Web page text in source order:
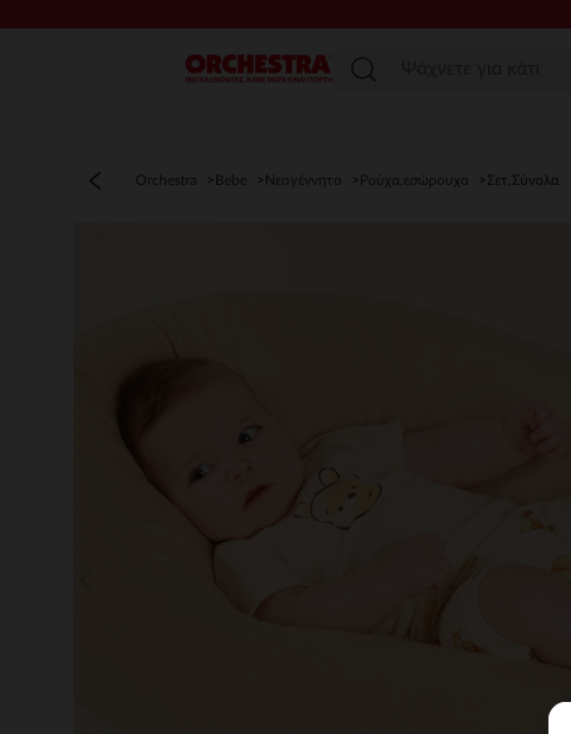
Μενού
Orchestra Bebe Νεογέννητο Ρούχα,εσώρουχα Σετ,Σύνολα